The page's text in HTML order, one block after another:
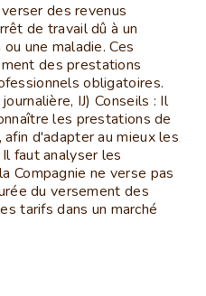
des revenus
de travail dû à un
une maladie. Ces
des prestations
obligatoires.
IJ) Conseils : Il
les prestations de
d'adapter au mieux les
faut analyser les
Compagnie ne verse pas
du versement des
tarifs dans un marché